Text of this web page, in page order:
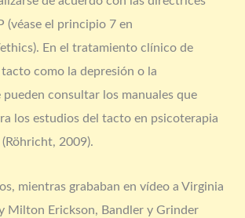
(véase el principio 7 en
En el tratamiento clínico de
como la depresión o la
pueden consultar los manuales que
los estudios del tacto en psicoterapia
2009).
mientras grababan en vídeo a Virginia
Milton Erickson, Bandler y Grinder